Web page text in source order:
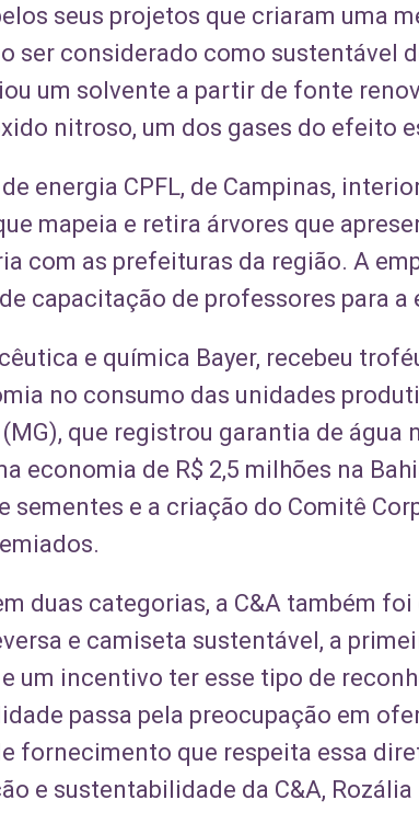
seus projetos que criaram uma
ser considerado como sustentável
um solvente a partir de fonte
nitroso, um dos gases do efeito
energia CPFL, de Campinas,
mapeia e retira árvores que
com as prefeituras da região. A
capacitação de professores para
e química Bayer, recebeu
no consumo das unidades
que registrou garantia de água
economia de R$ 2,5 milhões na
sementes e a criação do Comitê
duas categorias, a C&A também
e camiseta sustentável, a
um incentivo ter esse tipo de
passa pela preocupação em
fornecimento que respeita essa
e sustentabilidade da C&A,